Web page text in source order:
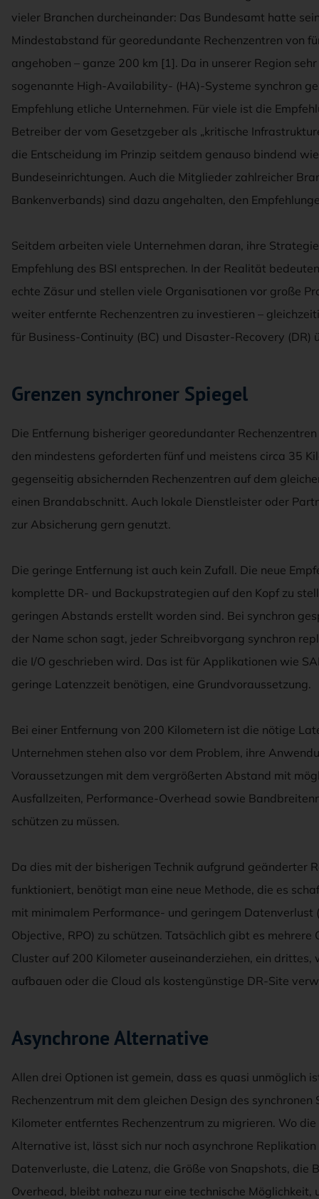
vieler Branchen durcheinander: Das Bundesamt hatte
Mindestabstand für georedundante Rechenzentren von
angehoben – ganze 200 km [1]. Da in unserer Region
sogenannte High-Availability- (HA)-Systeme synchron
Empfehlung etliche Unternehmen. Für viele ist die
Betreiber der vom Gesetzgeber als „kritische
die Entscheidung im Prinzip seitdem genauso bindend
Bundeseinrichtungen. Auch die Mitglieder zahlreicher
Bankenverbands) sind dazu angehalten, den
Seitdem arbeiten viele Unternehmen daran, ihre
Empfehlung des BSI entsprechen. In der Realität
echte Zäsur und stellen viele Organisationen vor große
weiter entfernte Rechenzentren zu investieren –
für Business-Continuity (BC) und Disaster-Recovery (DR)
Grenzen synchroner Spiegel
Die Entfernung bisheriger georedundanter
den mindestens geforderten fünf und meistens circa 35
gegenseitig absichernden Rechenzentren auf dem
einen Brandabschnitt. Auch lokale Dienstleister oder
zur Absicherung gern genutzt.
Die geringe Entfernung ist auch kein Zufall. Die neue
komplette DR- und Backupstrategien auf den Kopf zu
geringen Abstands erstellt worden sind. Bei synchron
der Name schon sagt, jeder Schreibvorgang synchron
die I/O geschrieben wird. Das ist für Applikationen wie
geringe Latenzzeit benötigen, eine Grundvoraussetzung.
Bei einer Entfernung von 200 Kilometern ist die nötige
Unternehmen stehen also vor dem Problem, ihre
Voraussetzungen mit dem vergrößerten Abstand mit
Ausfallzeiten, Performance-Overhead sowie
schützen zu müssen.
Da dies mit der bisherigen Technik aufgrund geänderter
funktioniert, benötigt man eine neue Methode, die es
mit minimalem Performance- und geringem Datenverlust
Objective, RPO) zu schützen. Tatsächlich gibt es
Cluster auf 200 Kilometer auseinanderziehen, ein drittes,
aufbauen oder die Cloud als kostengünstige DR-Site
Asynchrone Alternative
Allen drei Optionen ist gemein, dass es quasi unmöglich
Rechenzentrum mit dem gleichen Design des
Kilometer entferntes Rechenzentrum zu migrieren. Wo
Alternative ist, lässt sich nur noch asynchrone
Datenverluste, die Latenz, die Größe von Snapshots, die
Overhead, bleibt nahezu nur eine technische Möglichkeit,